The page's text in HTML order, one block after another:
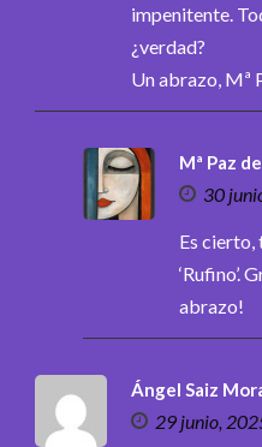
impenitente.
¿verdad?
Un abrazo, Mª
Mª Paz
30
Es cierto,
‘Rufino’.
abrazo!
Ángel Saiz
29 junio,